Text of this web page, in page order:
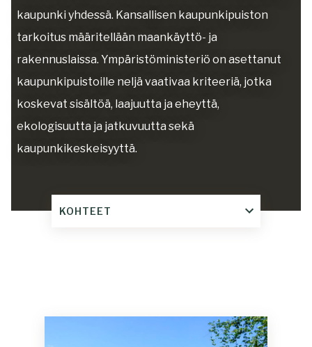
kaupunki yhdessä. Kansallisen kaupunkipuiston
tarkoitus määritellään maankäyttö- ja
rakennuslaissa. Ympäristöministeriö on asettanut
kaupunkipuistoille neljä vaativaa kriteeriä, jotka
koskevat sisältöä, laajuutta ja eheyttä,
ekologisuutta ja jatkuvuutta sekä
kaupunkikeskeisyyttä.